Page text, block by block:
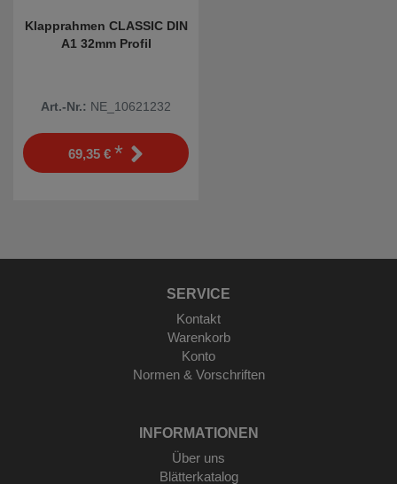
Klapprahmen CLASSIC DIN
A1 32mm Profil
Art.-Nr.: NE_10621232
69,35 € *
SERVICE
Kontakt
Warenkorb
Konto
Normen & Vorschriften
INFORMATIONEN
Über uns
Blätterkatalog